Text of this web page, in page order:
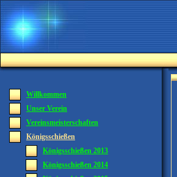
Willkommen
Unser Verein
Vereinsmeisterschaften
Königsschießen
Königsschießen 2013
Königsschießen 2014